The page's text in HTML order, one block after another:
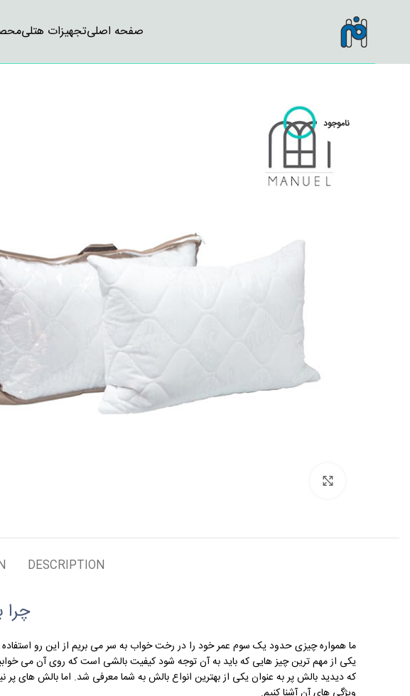
صفحه اصلیتجهیزات هتلی
ناموجود
DESCRIPTION
ما همواره چیزی حدود یک سوم عمر خود را در رخت خواب به سر می بریم از این رو
یکی از مهم ترین چیز هایی که باید به آن توجه شود کیفیت بالشی است که روی آن می
که دیدید بالش پر به عنوان یکی از بهترین انواع بالش به شما معرفی شد. اما بالش های پر